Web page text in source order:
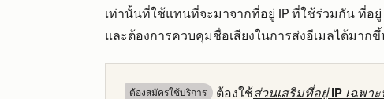
เท่านั้นที่ใช้แทนที่จะมาจากที่อยู่ IP ที่ใช้ร่วมกัน ที่อ
และต้องการควบคุมชื่อเสียงในการส่งอีเมลได้มาก
ต้องสมัครใช้บริการ ต้องใช้ส่วนเสริมที่อยู่ IP เฉพา